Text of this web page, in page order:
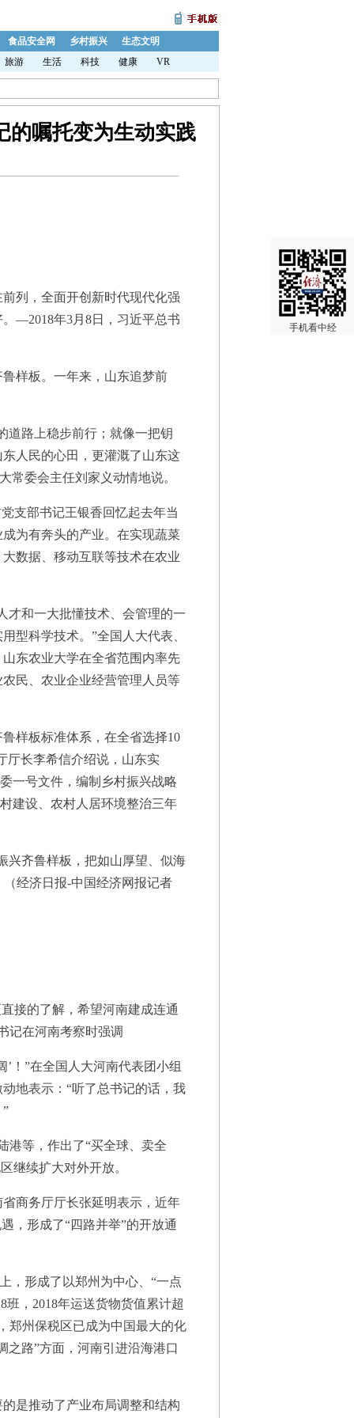
手机看中经
食品安全网 乡村振兴
生态文明
旅游
生活 科技 健康 VR
的嘱托变为生动实践
列，全面开创新时代现代化强
—2018年3月8日，习近平总书
样板。一年来，山东追梦前
路上稳步前行；就像一把钥
人民的心田，更灌溉了山东这
常委会主任刘家义动情地说。
支部书记王银香回忆起去年当
为有奔头的产业。在实现蔬菜
数据、移动互联等技术在农业
和一大批懂技术、会管理的一
型科学技术。”全国人大代表、
东农业大学在全省范围内率先
民、农业企业经营管理人员等
样板标准体系，在全省选择10
厅长李希信介绍说，山东实
一号文件，编制乡村振兴战略
建设、农村人居环境整治三年
齐鲁样板，把如山厚望、似海
经济日报-中国经济网报记者
接的了解，希望河南建成连通
记在河南考察时强调
”在全国人大河南代表团小组
地表示：“听了总书记的话，我
等，作出了“买全球、卖全
继续扩大对外开放。
商务厅厅长张延明表示，近年
，形成了“四路并举”的开放通
形成了以郑州为中心、“一点
，2018年运送货物货值累计超
郑州保税区已成为中国最大的化
之路”方面，河南引进沿海港口
是推动了产业布局调整和结构